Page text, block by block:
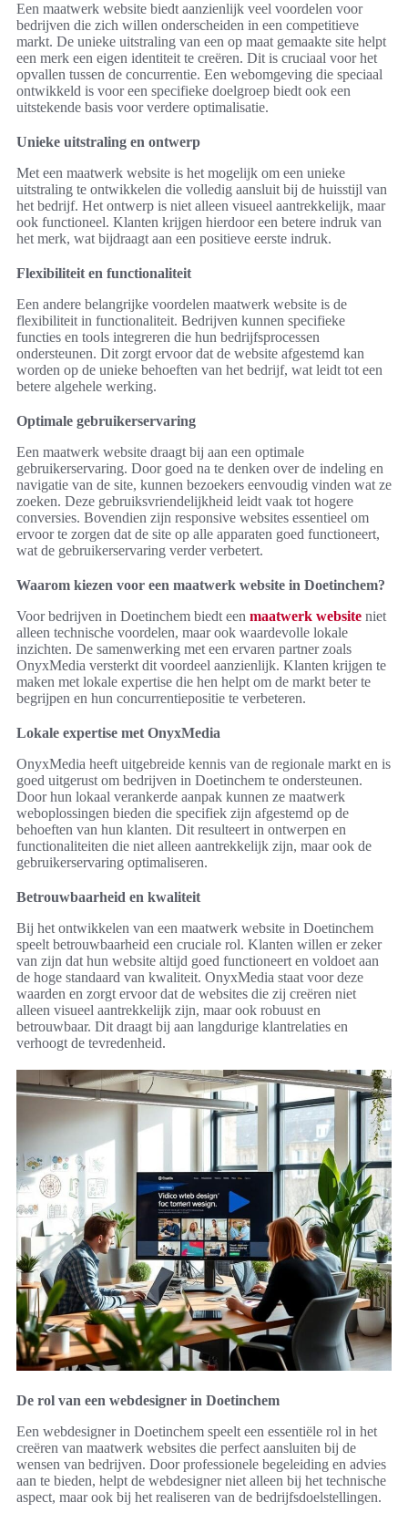
Een maatwerk website biedt aanzienlijk veel voordelen voor
bedrijven die zich willen onderscheiden in een competitieve
markt. De unieke uitstraling van een op maat gemaakte site helpt
een merk een eigen identiteit te creëren. Dit is cruciaal voor het
opvallen tussen de concurrentie. Een webomgeving die speciaal
ontwikkeld is voor een specifieke doelgroep biedt ook een
uitstekende basis voor verdere optimalisatie.
Unieke uitstraling en ontwerp
Met een maatwerk website is het mogelijk om een unieke
uitstraling te ontwikkelen die volledig aansluit bij de huisstijl van
het bedrijf. Het ontwerp is niet alleen visueel aantrekkelijk, maar
ook functioneel. Klanten krijgen hierdoor een betere indruk van
het merk, wat bijdraagt aan een positieve eerste indruk.
Flexibiliteit en functionaliteit
Een andere belangrijke voordelen maatwerk website is de
flexibiliteit in functionaliteit. Bedrijven kunnen specifieke
functies en tools integreren die hun bedrijfsprocessen
ondersteunen. Dit zorgt ervoor dat de website afgestemd kan
worden op de unieke behoeften van het bedrijf, wat leidt tot een
betere algehele werking.
Optimale gebruikerservaring
Een maatwerk website draagt bij aan een optimale
gebruikerservaring. Door goed na te denken over de indeling en
navigatie van de site, kunnen bezoekers eenvoudig vinden wat ze
zoeken. Deze gebruiksvriendelijkheid leidt vaak tot hogere
conversies. Bovendien zijn responsive websites essentieel om
ervoor te zorgen dat de site op alle apparaten goed functioneert,
wat de gebruikerservaring verder verbetert.
Waarom kiezen voor een maatwerk website in Doetinchem?
Voor bedrijven in Doetinchem biedt een maatwerk website niet
alleen technische voordelen, maar ook waardevolle lokale
inzichten. De samenwerking met een ervaren partner zoals
OnyxMedia versterkt dit voordeel aanzienlijk. Klanten krijgen te
maken met lokale expertise die hen helpt om de markt beter te
begrijpen en hun concurrentiepositie te verbeteren.
Lokale expertise met OnyxMedia
OnyxMedia heeft uitgebreide kennis van de regionale markt en is
goed uitgerust om bedrijven in Doetinchem te ondersteunen.
Door hun lokaal verankerde aanpak kunnen ze maatwerk
weboplossingen bieden die specifiek zijn afgestemd op de
behoeften van hun klanten. Dit resulteert in ontwerpen en
functionaliteiten die niet alleen aantrekkelijk zijn, maar ook de
gebruikerservaring optimaliseren.
Betrouwbaarheid en kwaliteit
Bij het ontwikkelen van een maatwerk website in Doetinchem
speelt betrouwbaarheid een cruciale rol. Klanten willen er zeker
van zijn dat hun website altijd goed functioneert en voldoet aan
de hoge standaard van kwaliteit. OnyxMedia staat voor deze
waarden en zorgt ervoor dat de websites die zij creëren niet
alleen visueel aantrekkelijk zijn, maar ook robuust en
betrouwbaar. Dit draagt bij aan langdurige klantrelaties en
verhoogt de tevredenheid.
De rol van een webdesigner in Doetinchem
Een webdesigner in Doetinchem speelt een essentiële rol in het
creëren van maatwerk websites die perfect aansluiten bij de
wensen van bedrijven. Door professionele begeleiding en advies
aan te bieden, helpt de webdesigner niet alleen bij het technische
aspect, maar ook bij het realiseren van de bedrijfsdoelstellingen.